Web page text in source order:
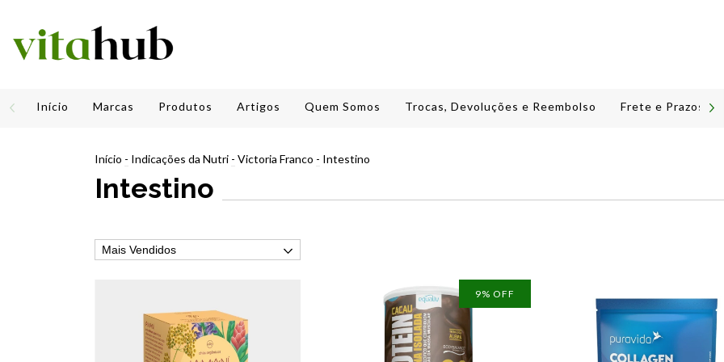
Início Marcas Produtos Artigos Quem Somos Trocas, Devoluções e Reembolso Frete e Prazos
Início - Indicações da Nutri - Victoria Franco - Intestino
Intestino
9% OFF